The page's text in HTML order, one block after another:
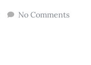
No Comments